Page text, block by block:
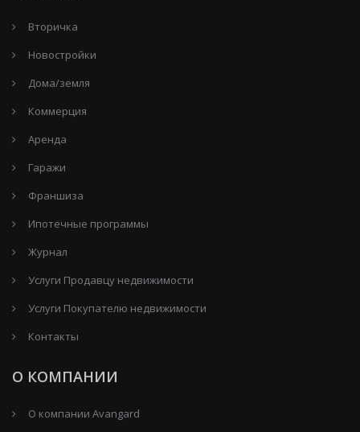
Вторичка
Новостройки
Дома/земля
Коммерция
Аренда
Гаражи
Франшиза
Ипотечные программы
Журнал
Услуги Продавцу недвижимости
Услуги Покупателю недвижимости
Контакты
О КОМПАНИИ
О компании Avangard